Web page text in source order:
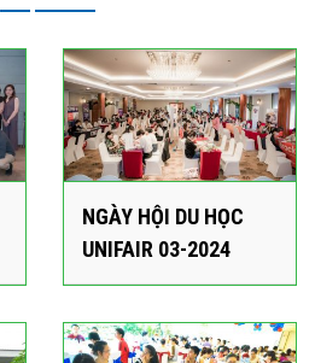
NGÀY HỘI DU HỌC
UNIFAIR 03-2024